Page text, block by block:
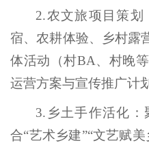
2.农文旅项目策划
宿、农耕体验、乡村露
体活动（村BA、村晚
运营方案与宣传推广计
3.乡土手作活化
合“艺术乡建”“文艺赋